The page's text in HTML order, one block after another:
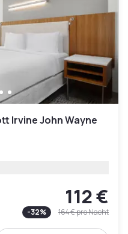
Irvine John Wayne
112 €
-32% 164 €pro Nacht